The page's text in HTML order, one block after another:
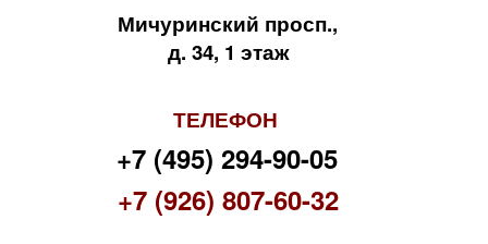
Мичуринский просп.,
д. 34, 1 этаж
ТЕЛЕФОН
+7 (495) 294-90-05
+7 (926) 807-60-32